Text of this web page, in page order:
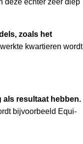
deze echter zeer diep
zoals het
kwartieren wordt
als resultaat hebben.
bijvoorbeeld Equi-